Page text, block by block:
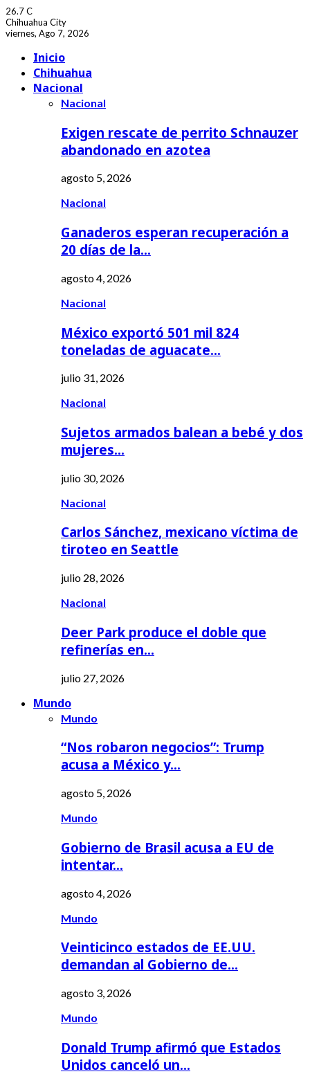
26.7C
Chihuahua City
viernes, Ago 7, 2026
Inicio
Chihuahua
Nacional
Nacional
Exigen rescate de perrito Schnauzer
abandonado en azotea
agosto 5, 2026
Nacional
Ganaderos esperan recuperación a
20 días de la…
agosto 4, 2026
Nacional
México exportó 501 mil 824
toneladas de aguacate…
julio 31, 2026
Nacional
Sujetos armados balean a bebé y dos
mujeres…
julio 30, 2026
Nacional
Carlos Sánchez, mexicano víctima de
tiroteo en Seattle
julio 28, 2026
Nacional
Deer Park produce el doble que
refinerías en…
julio 27, 2026
Mundo
Mundo
“Nos robaron negocios”: Trump
acusa a México y…
agosto 5, 2026
Mundo
Gobierno de Brasil acusa a EU de
intentar…
agosto 4, 2026
Mundo
Veinticinco estados de EE.UU.
demandan al Gobierno de…
agosto 3, 2026
Mundo
Donald Trump afirmó que Estados
Unidos canceló un…